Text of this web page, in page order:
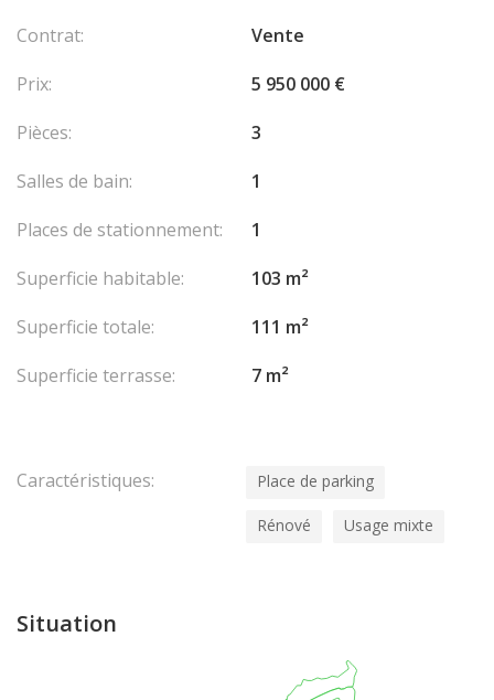
Contrat:
Vente
Prix:
5 950 000 €
Pièces:
3
Salles de bain:
1
Places de stationnement:
1
Superficie habitable:
103 m²
Superficie totale:
111 m²
Superficie terrasse:
7 m²
Caractéristiques: Place de parking
Rénové Usage mixte
Situation